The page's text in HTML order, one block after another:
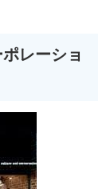
レーショ